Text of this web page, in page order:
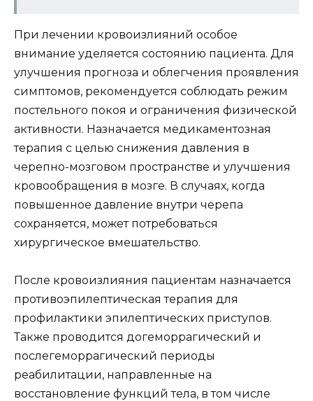
При лечении кровоизлияний особое
внимание уделяется состоянию пациента. Для
улучшения прогноза и облегчения проявления
симптомов, рекомендуется соблюдать режим
постельного покоя и ограничения физической
активности. Назначается медикаментозная
терапия с целью снижения давления в
черепно-мозговом пространстве и улучшения
кровообращения в мозге. В случаях, когда
повышенное давление внутри черепа
сохраняется, может потребоваться
хирургическое вмешательство.
После кровоизлияния пациентам назначается
противоэпилептическая терапия для
профилактики эпилептических приступов.
Также проводится догеморрагический и
послегеморрагический периоды
реабилитации, направленные на
восстановление функций тела, в том числе